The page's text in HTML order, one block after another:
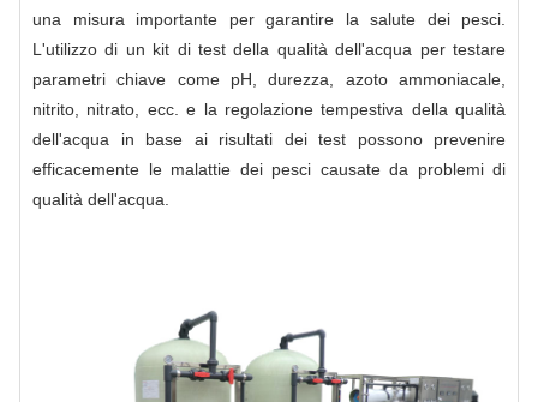
una misura importante per garantire la salute dei pesci.
L'utilizzo di un kit di test della qualità dell'acqua per testare
parametri chiave come pH, durezza, azoto ammoniacale,
nitrito, nitrato, ecc. e la regolazione tempestiva della qualità
dell'acqua in base ai risultati dei test possono prevenire
efficacemente le malattie dei pesci causate da problemi di
qualità dell'acqua.